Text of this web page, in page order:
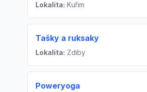
Lokalita: Kuřim
Tašky a ruksaky
Lokalita: Zdiby
Poweryoga